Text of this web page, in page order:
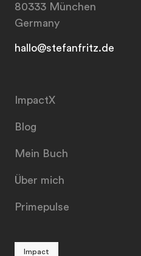
80333 München
Germany
hallo@stefanfritz.de
ImpactX
Blog
Mein Buch
Über mich
Primepulse
Impact